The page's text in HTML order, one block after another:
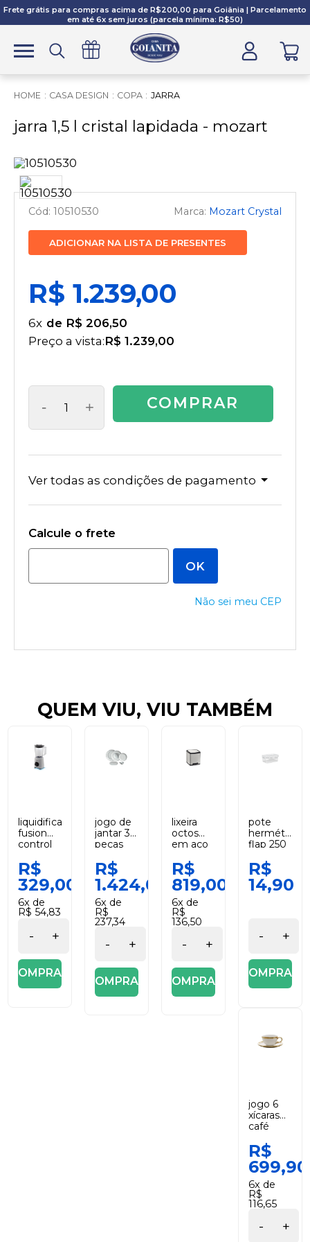
Frete grátis para compras acima de R$200,00 para Goiânia | Parcelamento
em até 6x sem juros (parcela mínima: R$50)
CASA DESIGN COPA JARRA
jarra 1,5 l cristal lapidada - mozart
10510530 Mozart Crystal
ADICIONAR NA LISTA DE PRESENTES
R$ 1.239,00
6x
R$ 206,50
Preço a vista:R$ 1.239,00
- + COMPRAR
Ver todas as condições de pagamento
Não sei meu CEP
QUEM VIU, VIU TAMBÉM
liquidificador
fusion
control
com
trava de
segurança
branco
220v
+decker
R$
329,00
6x de
R$ 54,83
- +
COMPRAR
jogo de
jantar 30
peças
echo
porto
brasil
R$
1.424,05
6x de
R$
237,34
- +
COMPRAR
lixeira
octos
em aço
com
balde
removível
e pedal
10l
tramontina
R$
819,00
6x de
R$
136,50
- +
COMPRAR
pote
hermético
flap 250
branco
coza
R$
14,90
- +
COMPRAR
jogo 6
xícaras
café
dubai
branco e
dourado
90 ml
wolff
R$
699,90
6x de
R$
116,65
- +